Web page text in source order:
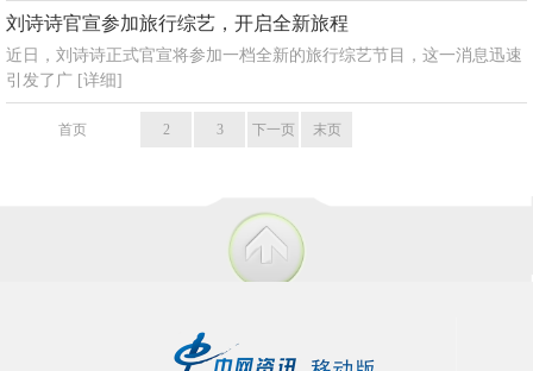
刘诗诗官宣参加旅行综艺，开启全新旅程
近日，刘诗诗正式官宣将参加一档全新的旅行综艺节目，这一消息迅速
引发了广 [详细]
首页 2 3 下一页 末页